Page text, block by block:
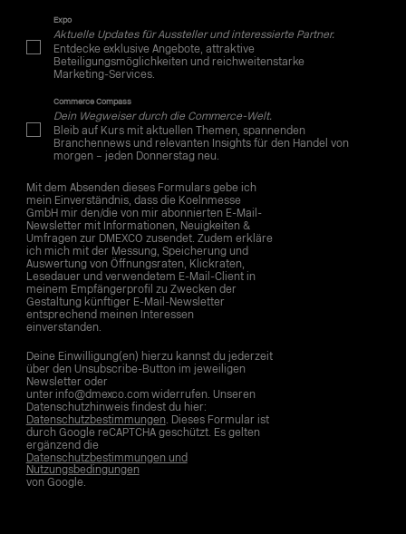
Expo
Aktuelle Updates für Aussteller und interessierte Partner.
Entdecke exklusive Angebote, attraktive
Beteiligungsmöglichkeiten und reichweitenstarke
Marketing-Services.
Commerce Compass
Dein Wegweiser durch die Commerce-Welt.
Bleib auf Kurs mit aktuellen Themen, spannenden
Branchennews und relevanten Insights für den Handel von
morgen – jeden Donnerstag neu.
Mit dem Absenden dieses Formulars gebe ich
mein Einverständnis, dass die Koelnmesse
GmbH mir den/die von mir abonnierten E-Mail-
Newsletter mit Informationen, Neuigkeiten &
Umfragen zur DMEXCO zusendet. Zudem erkläre
ich mich mit der Messung, Speicherung und
Auswertung von Öffnungsraten, Klickraten,
Lesedauer und verwendetem E-Mail-Client in
meinem Empfängerprofil zu Zwecken der
Gestaltung künftiger E-Mail-Newsletter
entsprechend meinen Interessen
einverstanden.
Deine Einwilligung(en) hierzu kannst du jederzeit
über den Unsubscribe-Button im jeweiligen
Newsletter oder
unter info@dmexco.com widerrufen. Unseren
Datenschutzhinweis findest du hier:
Datenschutzbestimmungen. Dieses Formular ist
durch Google reCAPTCHA geschützt. Es gelten
ergänzend die
Datenschutzbestimmungen und
Nutzungsbedingungen
von Google.